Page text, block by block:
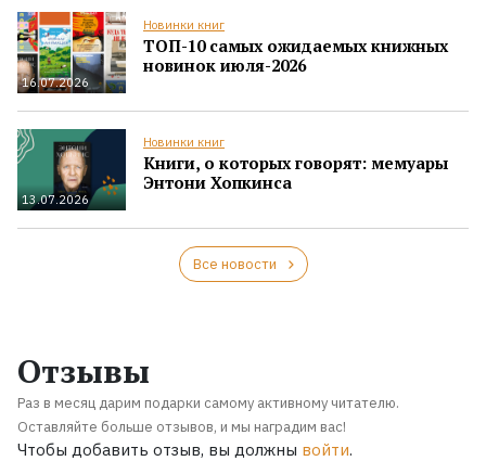
16.07.2026
Новинки книг
ТОП-10 самых ожидаемых книжных
новинок июля-2026
13.07.2026
Новинки книг
Книги, о которых говорят: мемуары
Энтони Хопкинса
Все новости
Отзывы
Раз в месяц дарим подарки самому активному читателю.
Оставляйте больше отзывов, и мы наградим вас!
Чтобы добавить отзыв, вы должны войти.